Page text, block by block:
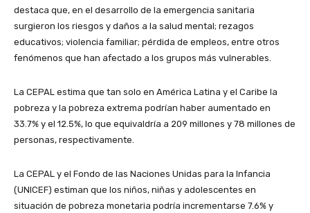
destaca que, en el desarrollo de la emergencia sanitaria
surgieron los riesgos y daños a la salud mental; rezagos
educativos; violencia familiar; pérdida de empleos, entre otros
fenómenos que han afectado a los grupos más vulnerables.
La CEPAL estima que tan solo en América Latina y el Caribe la
pobreza y la pobreza extrema podrían haber aumentado en
33.7% y el 12.5%, lo que equivaldría a 209 millones y 78 millones de
personas, respectivamente.
La CEPAL y el Fondo de las Naciones Unidas para la Infancia
(UNICEF) estiman que los niños, niñas y adolescentes en
situación de pobreza monetaria podría incrementarse 7.6% y